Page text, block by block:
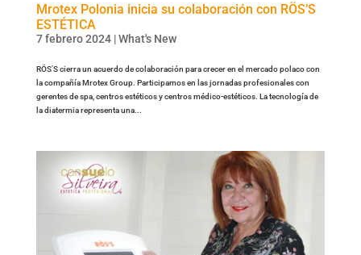
Mrotex Polonia inicia su colaboración con RÖS’S
ESTÉTICA
7 febrero 2024|What's New
RÖS’S cierra un acuerdo de colaboración para crecer en el mercado polaco con
la compañía Mrotex Group. Participamos en las jornadas profesionales con
gerentes de spa, centros estéticos y centros médico-estéticos. La tecnología de
la diatermia representa una...